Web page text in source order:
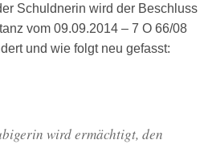
Schuldnerin wird der Beschluss
vom 09.09.2014 – 7 O 66/08
und wie folgt neu gefasst:
wird ermächtigt, den